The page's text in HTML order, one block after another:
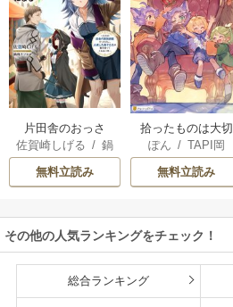
片田舎のおっさ
ん、剣聖になる
～ただの田舎の剣
術師範だったの
たちが俺を放って
くれない件～
佐賀崎しげる /鍋
島テツヒロ
無料立読み
拾ったものは大切
にしましょう ～子
狼に気に入られた
男の転移物語～
ぽん / TAPI岡
無料立読み
その他の人気ランキングをチェック！
総合ランキング